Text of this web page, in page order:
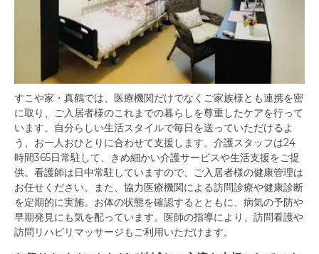
すこや家・真鶴では、医療機関だけでなくご家族様とも連携を密
に取り、ご入居者様のこれまでの暮らしを尊重したケアを行って
います。自分らしい生活スタイルで毎日を送っていただけるよ
う、お一人おひとりに合わせて支援します。介護スタッフは24
時間365日常駐して、きめ細かい介護サービスや生活支援をご提
供。看護師は日中常駐していますので、ご入居者様の健康管理は
お任せください。また、協力医療機関による訪問診療や健康診断
を定期的に実施。お体の状態を確認するとともに、病気の予防や
早期発見にも気を配っています。医師の指導により、訪問看護や
訪問リハビリマッサージもご利用いただけます。